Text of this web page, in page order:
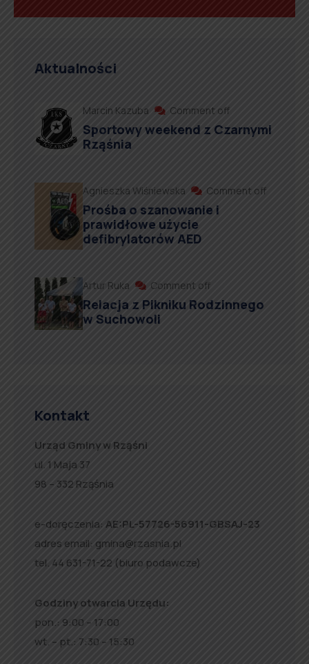
Aktualności
Marcin Kazuba Comment off
Sportowy weekend z Czarnymi
Rząśnia
Agnieszka Wiśniewska Comment off
Prośba o szanowanie i
prawidłowe użycie
defibrylatorów AED
Artur Ruka Comment off
Relacja z Pikniku Rodzinnego
w Suchowoli
Kontakt
Urząd Gminy w Rząśni
ul. 1 Maja 37
98 – 332 Rząśnia
e-doręczenia: AE:PL-57726-56911-GBSAJ-23
adres email: gmina@rzasnia.pl
tel. 44 631-71-22 (biuro podawcze)
Godziny otwarcia Urzędu:
pon.: 9:00 – 17:00
wt. – pt.: 7:30 – 15:30